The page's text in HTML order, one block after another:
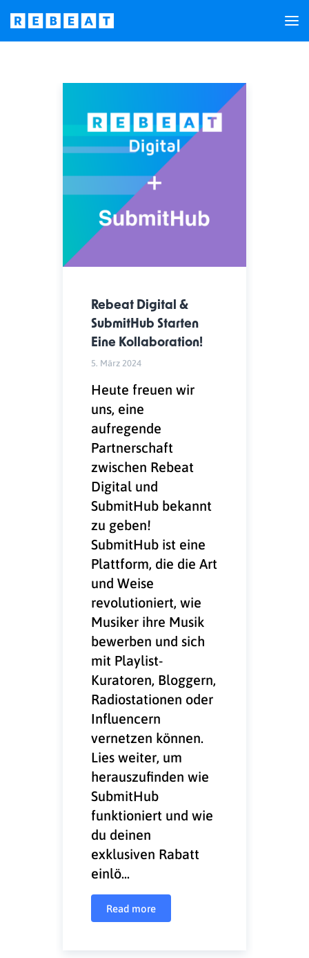
Rebeat Digital &
SubmitHub Starten
Eine Kollaboration!
5. März 2024
Heute freuen wir
uns, eine
aufregende
Partnerschaft
zwischen Rebeat
Digital und
SubmitHub bekannt
zu geben!
SubmitHub ist eine
Plattform, die die Art
und Weise
revolutioniert, wie
Musiker ihre Musik
bewerben und sich
mit Playlist-
Kuratoren, Bloggern,
Radiostationen oder
Influencern
vernetzen können.
Lies weiter, um
herauszufinden wie
SubmitHub
funktioniert und wie
du deinen
exklusiven Rabatt
einlö...
Read more